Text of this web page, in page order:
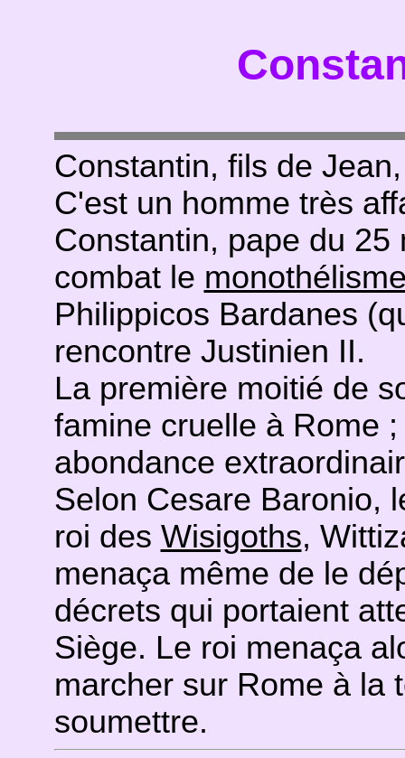
Constantin, fils de
C'est un homme très
Constantin, pape du
combat le
Philippicos Bardanes
rencontre Justinien II.
La première moitié de
famine cruelle à Rome
abondance
Selon Cesare Baronio,
roi des Wisigoths,
menaça même de le
décrets qui portaient
Siège. Le roi menaça
marcher sur Rome à la
soumettre.